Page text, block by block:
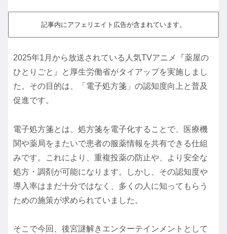
記事内にアフェリエイト広告が含まれています。
2025年1月から放送されている人気TVアニメ『薬屋の
ひとりごと』と厚生労働省がタイアップを実施しまし
た。その目的は、「電子処方箋」の認知度向上と普及
促進です。
電子処方箋とは、処方箋を電子化することで、医療機
関や薬局をまたいで患者の服薬情報を共有できる仕組
みです。これにより、重複投薬の防止や、より安全な
処方・調剤が可能になります。しかし、その認知度や
導入率はまだ十分ではなく、多くの人に知ってもらう
ための施策が求められていました。
そこで今回、後宮謎解きエンターテインメントとして